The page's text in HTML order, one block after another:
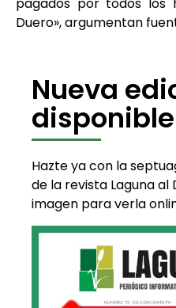
Duero», argumentan
Nueva
disponible
Hazte ya con la
de la revista Laguna al
imagen para verla